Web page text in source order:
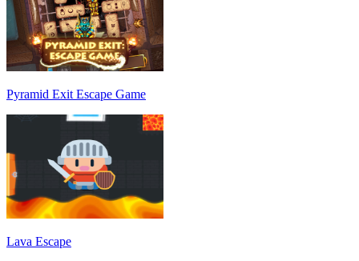
Pyramid Exit Escape Game
Lava Escape